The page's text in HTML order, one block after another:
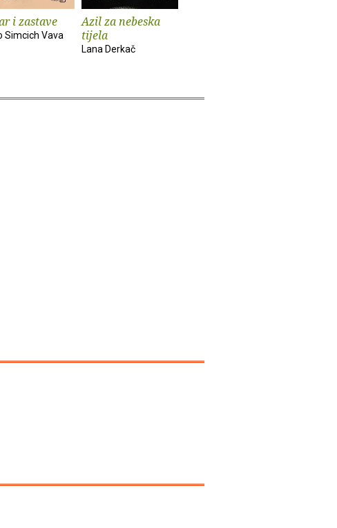
i zastave
Simcich Vava
Azil za nebeska
tijela
Lana Derkač